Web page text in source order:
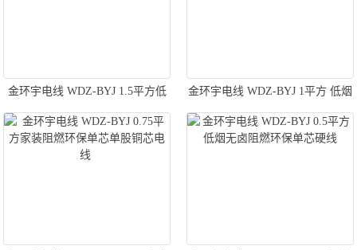
金环宇电线 WDZ-BYJ 1.5平方低
烟无卤阻燃电线 家装照明电线
金环宇电线 WDZ-BYJ 1平方 低烟
无卤阻燃 家装用单芯线